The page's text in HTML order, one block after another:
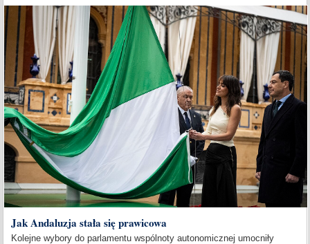
Jak Andaluzja stała się prawicowa
Kolejne wybory do parlamentu wspólnoty autonomicznej umocniły